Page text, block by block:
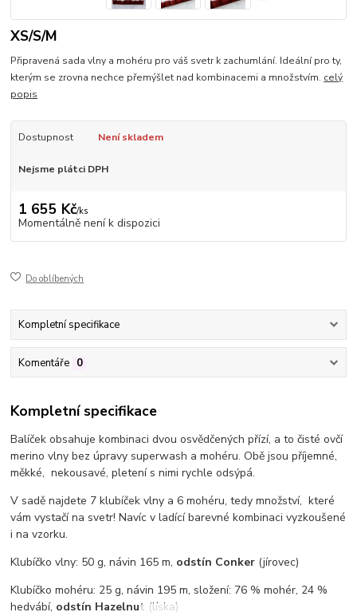
XS/S/M
Připravená sada vlny a mohéru pro váš svetr k zachumlání. Ideální pro ty,
kterým se zrovna nechce přemýšlet nad kombinacemi a množstvím. celý
popis
Dostupnost Není skladem
Nejsme plátci DPH
1 655 Kč/ks
Momentálně není k dispozici
Do oblíbených
Kompletní specifikace
Komentáře 0
Kompletní specifikace
Balíček obsahuje kombinaci dvou osvědčených přízí, a to čisté ovčí
merino vlny bez úpravy superwash a mohéru. Obě jsou příjemné,
měkké, nekousavé, pletení s nimi rychle odsýpá.
V sadě najdete 7 klubíček vlny a 6 mohéru, tedy množství, které
vám vystačí na svetr! Navíc v ladící barevné kombinaci vyzkoušené
i na vzorku.
Klubíčko vlny: 50 g, návin 165 m, odstín Conker (jírovec)
Klubíčko mohéru: 25 g, návin 195 m, složení: 76 % mohér, 24 %
hedvábí, odstín Hazelnut (líska)